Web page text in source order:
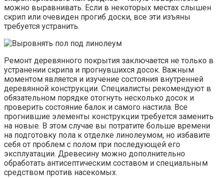
можно выравнивать. Если в некоторых местах слышен
скрип или очевиден прогиб доски, все эти изъяны
требуется устранить.
Ремонт деревянного покрытия заключается не только в
устранении скрипа и прогнувшихся досок. Важным
моментом является и изучение состояния внутренней
деревянной конструкции. Специалисты рекомендуют в
обязательном порядке отогнуть несколько досок и
проверить состояние балок и самого настила. Все
прогнившие элементы конструкции требуется заменить
на новые. В этом случае вы потратите больше времени
на подготовку пола к отделке линолеумом, но избавите
себя от проблем с полом при последующей его
эксплуатации. Древесину можно дополнительно
обработать антисептическим составом и специальным
средством против насекомых.